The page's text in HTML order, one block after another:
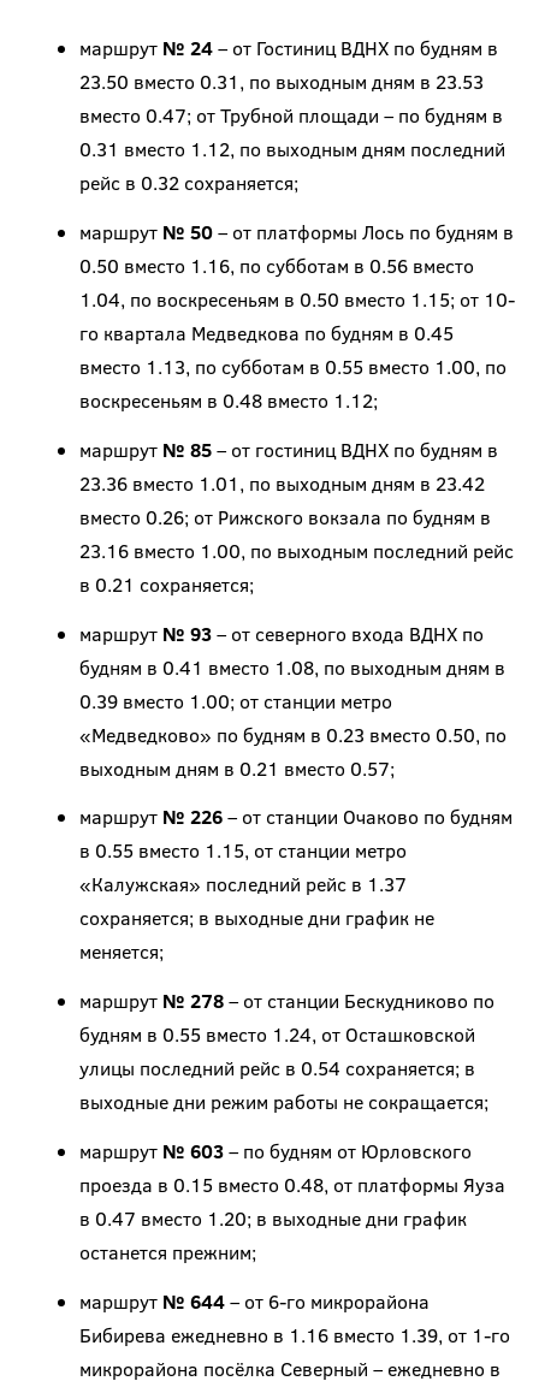
маршрут № 24– от Гостиниц ВДНХ по будням в
23.50 вместо 0.31, по выходным дням в 23.53
вместо 0.47; от Трубной площади – по будням в
0.31 вместо 1.12, по выходным дням последний
рейс в 0.32 сохраняется;
маршрут № 50– от платформы Лось по будням в
0.50 вместо 1.16, по субботам в 0.56 вместо
1.04, по воскресеньям в 0.50 вместо 1.15; от 10-
го квартала Медведкова по будням в 0.45
вместо 1.13, по субботам в 0.55 вместо 1.00, по
воскресеньям в 0.48 вместо 1.12;
маршрут № 85– от гостиниц ВДНХ по будням в
23.36 вместо 1.01, по выходным дням в 23.42
вместо 0.26; от Рижского вокзала по будням в
23.16 вместо 1.00, по выходным последний рейс
в 0.21 сохраняется;
маршрут № 93– от северного входа ВДНХ по
будням в 0.41 вместо 1.08, по выходным дням в
0.39 вместо 1.00; от станции метро
«Медведково» по будням в 0.23 вместо 0.50, по
выходным дням в 0.21 вместо 0.57;
маршрут № 226– от станции Очаково по будням
в 0.55 вместо 1.15, от станции метро
«Калужская» последний рейс в 1.37
сохраняется; в выходные дни график не
меняется;
маршрут № 278– от станции Бескудниково по
будням в 0.55 вместо 1.24, от Осташковской
улицы последний рейс в 0.54 сохраняется; в
выходные дни режим работы не сокращается;
маршрут № 603– по будням от Юрловского
проезда в 0.15 вместо 0.48, от платформы Яуза
в 0.47 вместо 1.20; в выходные дни график
останется прежним;
маршрут № 644– от 6-го микрорайона
Бибирева ежедневно в 1.16 вместо 1.39, от 1-го
микрорайона посёлка Северный – ежедневно в